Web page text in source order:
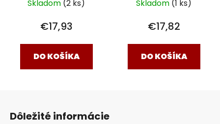
Skladom (2 ks)
€17,93
DO KOŠÍKA
Skladom (1 ks)
€17,82
DO KOŠÍKA
Dôležité informácie